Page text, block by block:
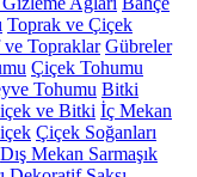
Toprak ve Çiçek
Topraklar Gübreler
Çiçek Tohumu
Tohumu Bitki
ve Bitki İç Mekan
Çiçek Soğanları
Dış Mekan Sarmaşık